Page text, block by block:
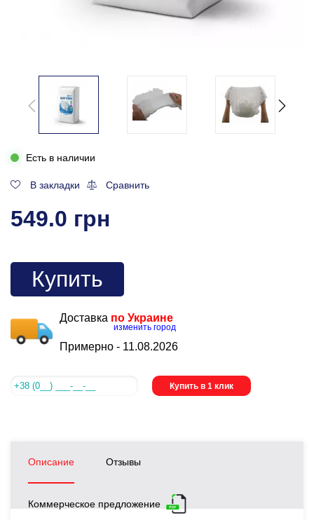
Есть в наличии
В закладки Сравнить
549.0 грн
Купить
Доставка по Украине
изменить город
Примерно - 11.08.2026
Купить в 1 клик
Описание Отзывы
Коммерческое предложение